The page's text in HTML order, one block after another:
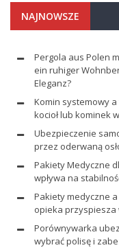
NAJNOWSZE
Pergola aus Polen
ein ruhiger
Eleganz?
Komin systemowy a
kocioł lub kominek
Ubezpieczenie
przez oderwaną
Pakiety Medyczne
wpływa na
Pakiety medyczne
opieka
Porównywarka
wybrać polisę i